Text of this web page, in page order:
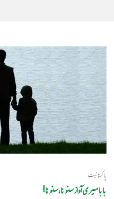
پاکستانیت
بابا میری آواز سنو نا،سنو نا!